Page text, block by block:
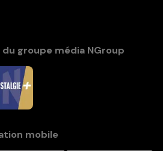
groupe média NGroup
mobile